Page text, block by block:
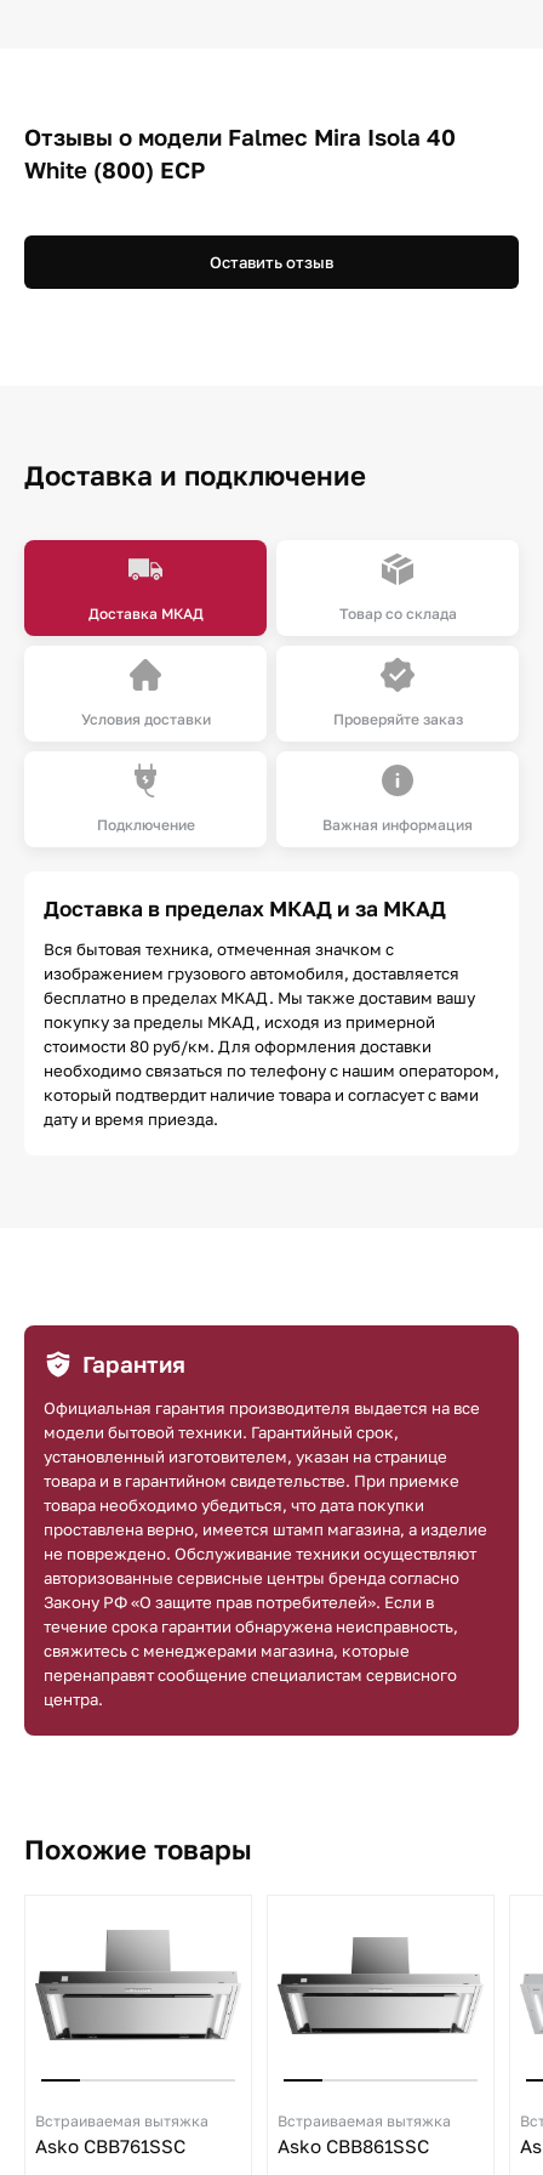
Отзывы о модели Falmec Mira Isola 40
White (800) ECP
Оставить отзыв
Доставка и подключение
Доставка МКАД Товар со склада
Условия доставки Проверяйте заказ
Подключение Важная информация
Доставка в пределах МКАД и за МКАД
Вся бытовая техника, отмеченная значком с
изображением грузового автомобиля, доставляется
бесплатно в пределах МКАД. Мы также доставим вашу
покупку за пределы МКАД, исходя из примерной
стоимости 80 руб/км. Для оформления доставки
необходимо связаться по телефону с нашим оператором,
который подтвердит наличие товара и согласует с вами
дату и время приезда.
Гарантия
Официальная гарантия производителя выдается на все
модели бытовой техники. Гарантийный срок,
установленный изготовителем, указан на странице
товара и в гарантийном свидетельстве. При приемке
товара необходимо убедиться, что дата покупки
проставлена верно, имеется штамп магазина, а изделие
не повреждено. Обслуживание техники осуществляют
авторизованные сервисные центры бренда согласно
Закону РФ «О защите прав потребителей». Если в
течение срока гарантии обнаружена неисправность,
свяжитесь с менеджерами магазина, которые
перенаправят сообщение специалистам сервисного
центра.
Похожие товары
Встраиваемая вытяжка
Asko CBB761SSC
Встраиваемая вытяжка
Asko CBB861SSC